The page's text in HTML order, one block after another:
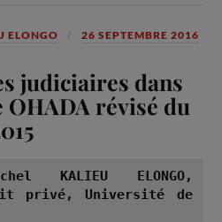
ELONGO 26 SEPTEMBRE 2016
judiciaires dans
OHADA révisé du
KALIEU ELONGO,
privé, Université de